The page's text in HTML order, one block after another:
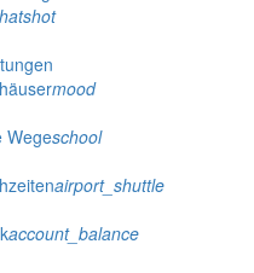
mood
Wegeschool
airport_shuttle
account_balance